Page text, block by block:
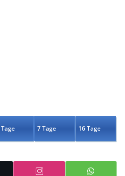
7 Tage 16 Tage